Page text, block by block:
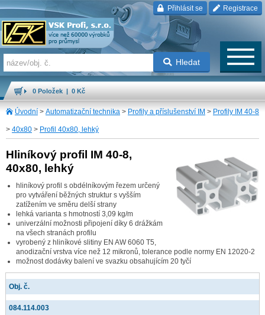
Přihlásit se Registrace
Hledat
0 Položek | 0 Kč
Úvodní > Automatizační technika > Profily a příslušenství IM > Profily IM 40-8
> 40x80 > Profil 40x80, lehký
Hliníkový profil IM 40-8,
40x80, lehký
hliníkový profil s obdélníkovým řezem určený
pro vytváření běžných struktur s vyšším
zatížením ve směru delší strany
lehká varianta s hmotností 3,09 kg/m
univerzální možnosti připojení díky 6 drážkám
na všech stranách profilu
vyrobený z hliníkové slitiny EN AW 6060 T5,
anodizační vrstva více než 12 mikronů, tolerance podle normy EN 12020-2
možnost dodávky balení ve svazku obsahujícím 20 tyčí
Obj. č.
084.114.003